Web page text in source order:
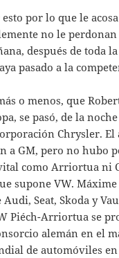
por lo que le
no le
des­pués de toda
pasado a la
o menos, que
se pasó, de la
Chrysler. El
a GM, pero no hubo
como Arriortua ni
supone VW.
Audi, Seat, Sko­da y
Piéch-Arriortua se
alemán en el
de automóviles